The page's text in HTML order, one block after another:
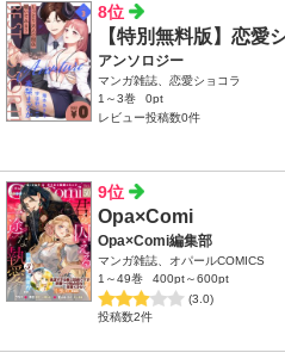
8位
【特別無料版】恋愛
アンソロジー
マンガ雑誌、恋愛ショコラ
1～3巻
0pt
レビュー投稿数0件
9位
Opa×Comi
Opa×Comi編集部
マンガ雑誌、オパールCOMICS
1～49巻
400pt～600pt
(3.0)
投稿数2件